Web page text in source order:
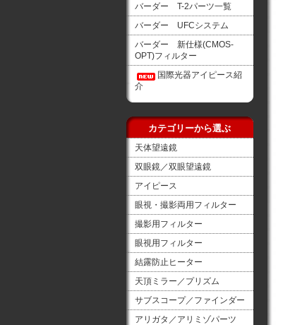
バーダー T-2パーツ一覧
バーダー UFCシステム
バーダー 新仕様(CMOS-
OPT)フィルター
国際光器アイピース紹
介
カテゴリーから選ぶ
天体望遠鏡
双眼鏡／双眼望遠鏡
アイピース
眼視・撮影両用フィルター
撮影用フィルター
眼視用フィルター
結露防止ヒーター
天頂ミラー／プリズム
サブスコープ／ファインダー
アリガタ／アリミゾパーツ